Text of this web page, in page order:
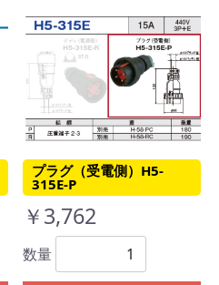
プラグ（受電側）H5-
315E-P
￥3,762
数量